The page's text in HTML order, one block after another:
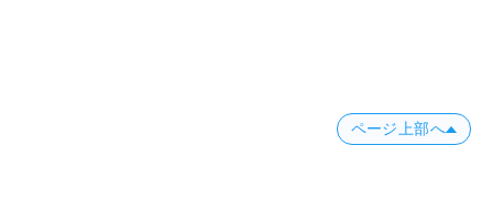
ページ上部へ